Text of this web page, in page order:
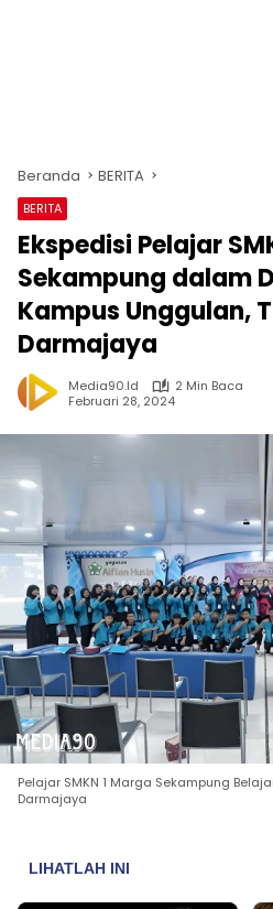
Beranda BERITA
BERITA
Ekspedisi Pelajar
Sekampung dalam
Kampus Unggulan,
Darmajaya
Media90.id
2 Min Baca
Februari 28, 2024
Pelajar SMKN 1 Marga Sekampung
Darmajaya